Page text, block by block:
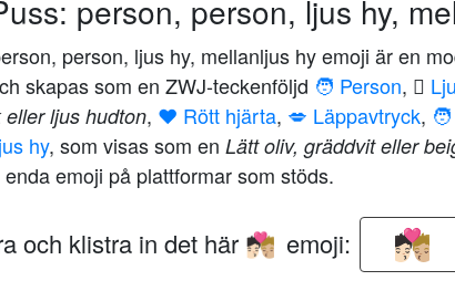
person, person, ljus hy,
person, ljus hy, mellanljus hy emoji är en
skapas som en ZWJ-teckenföljd 🧑 Person, 🏻
eller ljus hudton, ❤️ Rött hjärta, 💋 Läppavtryck,
hy, som visas som en Lätt oliv, gräddvit eller
emoji på plattformar som stöds.
och klistra in det här 🧑🏻‍❤️‍💋‍🧑🏼 emoji: